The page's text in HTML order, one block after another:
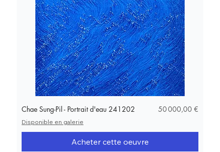
Chae Sung-Pil - Portrait d'eau 241202 Prix
50 000,00 €
Disponible en galerie
Acheter cette oeuvre